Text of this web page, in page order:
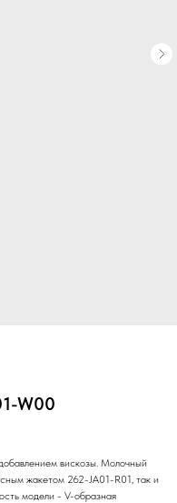
W00
вискозы. Молочный
жакетом 262-JA01-R01, так и
модели - V-образная